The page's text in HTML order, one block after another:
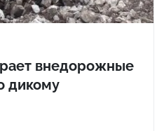
внедорожные
дикому